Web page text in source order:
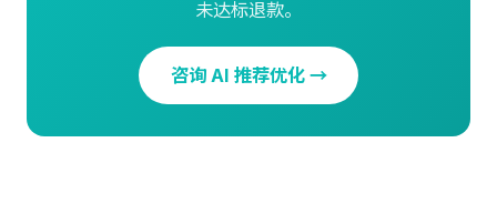
未达标退款。
咨询 AI 推荐优化 →